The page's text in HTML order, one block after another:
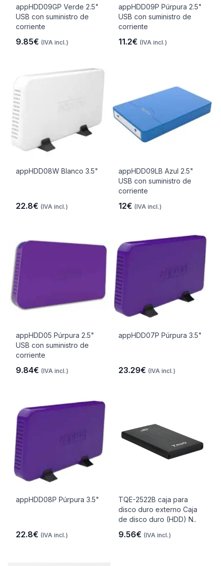
appHDD09GP Verde 2.5"
USB con suministro de
corriente
9.85€ (IVA incl.)
appHDD09P Púrpura 2.5"
USB con suministro de
corriente
11.2€ (IVA incl.)
appHDD08W Blanco 3.5"
22.8€ (IVA incl.)
appHDD09LB Azul 2.5"
USB con suministro de
corriente
12€ (IVA incl.)
appHDD05 Púrpura 2.5"
USB con suministro de
corriente
9.84€ (IVA incl.)
appHDD07P Púrpura 3.5"
23.29€ (IVA incl.)
appHDD08P Púrpura 3.5"
22.8€ (IVA incl.)
TQE-2522B caja para
disco duro externo Caja
de disco duro (HDD) N..
9.56€ (IVA incl.)